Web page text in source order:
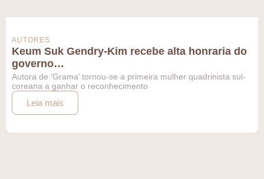
AUTORES
Keum Suk Gendry-Kim recebe alta honraria do
governo…
Autora de ‘Grama’ tornou-se a primeira mulher quadrinista sul-
coreana a ganhar o reconhecimento
Leia mais